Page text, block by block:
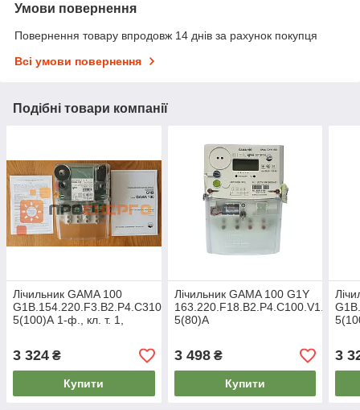
Умови повернення
Повернення товару впродовж 14 днів за рахунок покупця
Всі умови повернення
Подібні товари компанії
Лічильник GAMA 100
G1B.154.220.F3.B2.P4.C310.V1,
5(100)А 1-ф., кл. т. 1,
3 324 ₴
Купити
Лічильник GAMA 100 G1Y
163.220.F18.B2.P4.C100.V1.R1.H6
5(80)A
3 498₴
Купити
3